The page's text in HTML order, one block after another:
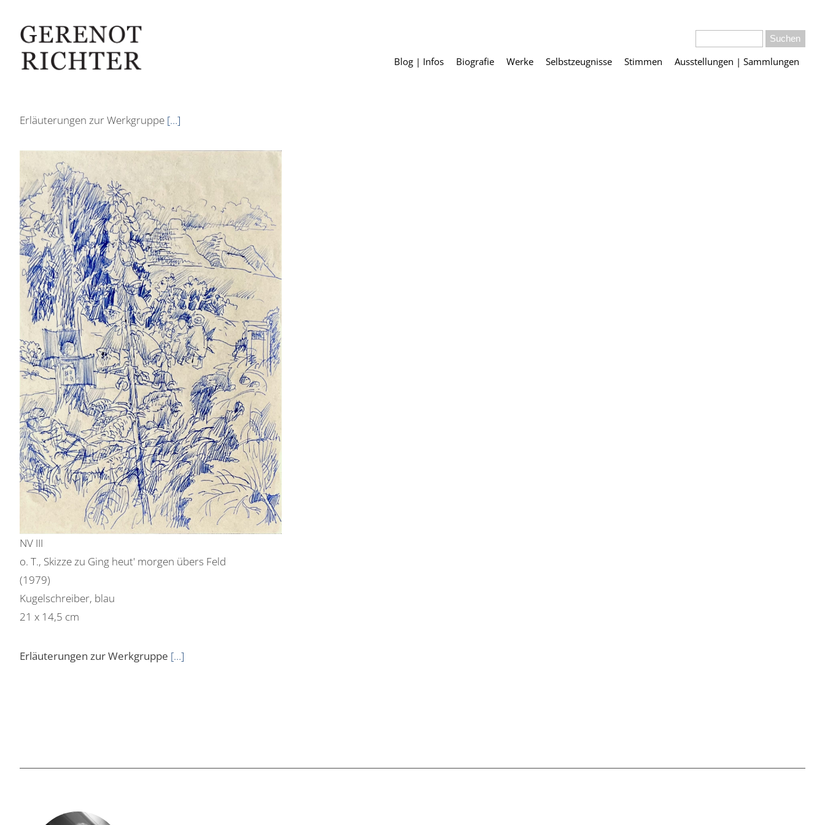
Blog | Infos Biografie Werke Selbstzeugnisse Stimmen Ausstellungen | Sammlungen
Erläuterungen zur Werkgruppe […]
NV III
o. T., Skizze zu Ging heut' morgen übers Feld
(1979)
Kugelschreiber, blau
21 x 14,5 cm
Erläuterungen zur Werkgruppe […]